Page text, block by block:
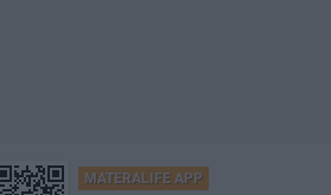
MATERALIFE APP